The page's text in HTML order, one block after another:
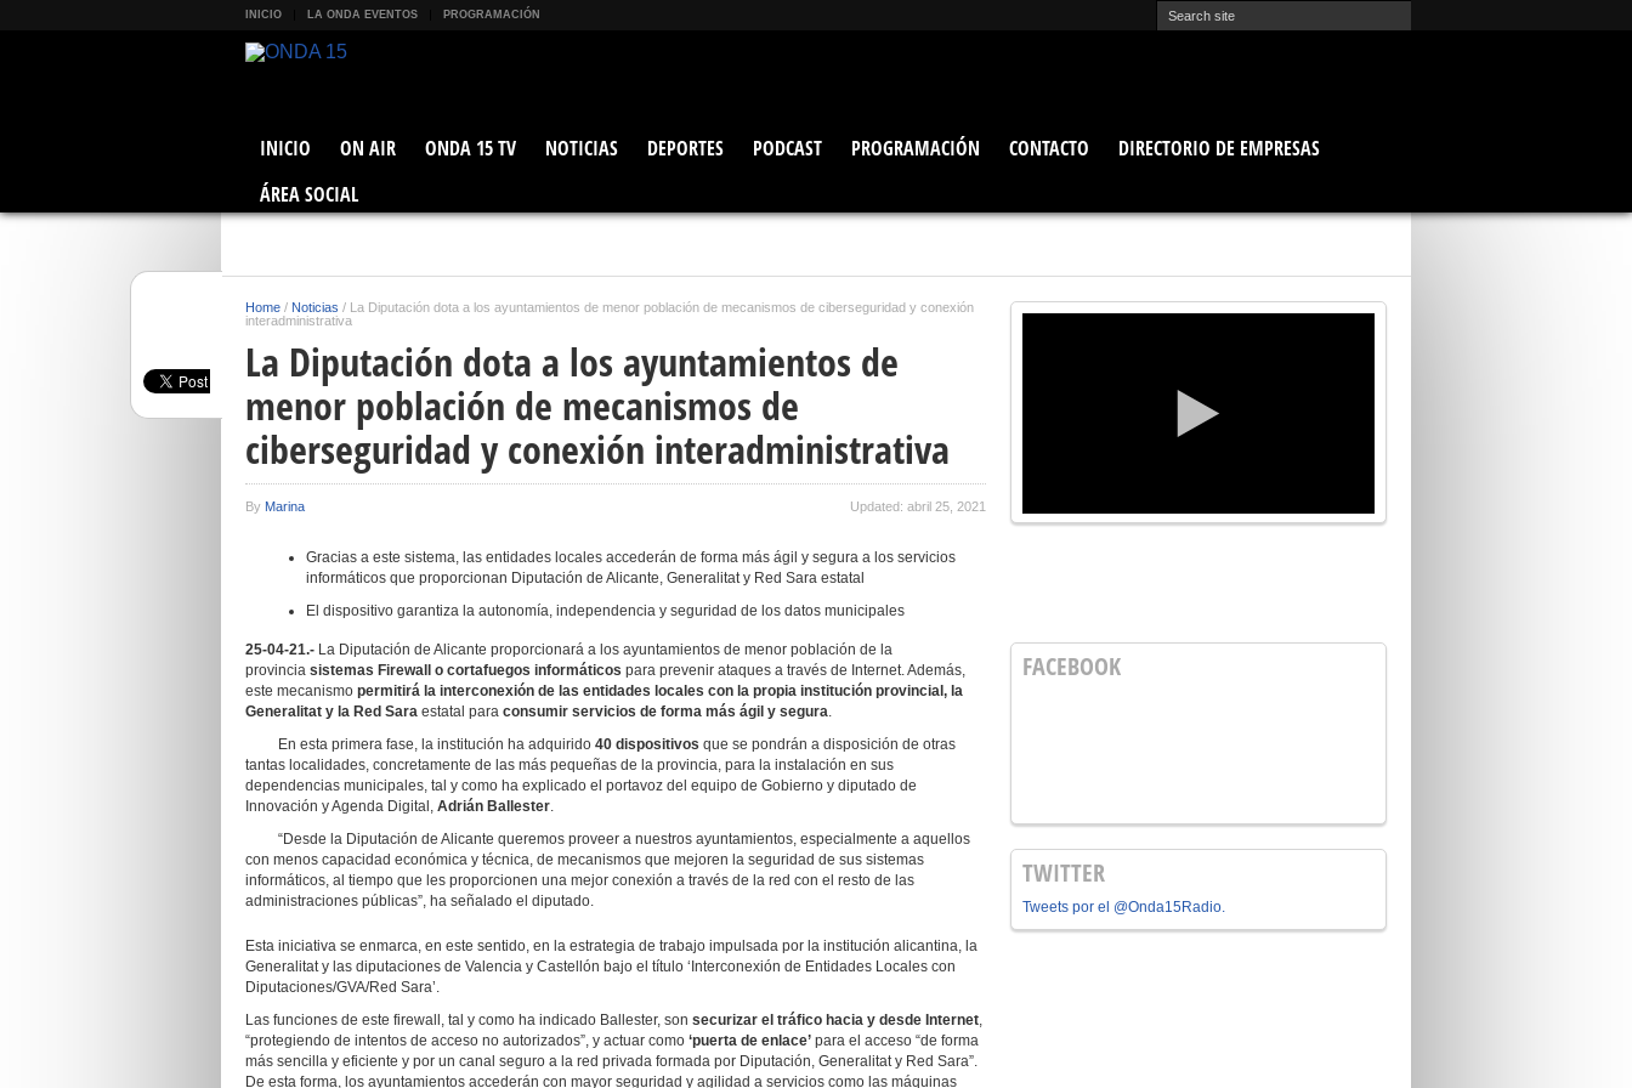
INICIO LA ONDA EVENTOS PROGRAMACIÓN
INICIO ON AIR ONDA 15 TV NOTICIAS DEPORTES PODCAST PROGRAMACIÓN CONTACTO
DIRECTORIO DE EMPRESAS
ÁREA SOCIAL
Home / Noticias / La Diputación dota a los ayuntamientos de menor población de mecanismos de ciberseguridad y conexión
interadministrativa
La Diputación dota a los ayuntamientos de
menor población de mecanismos de
ciberseguridad y conexión interadministrativa
By Marina Updated: abril 25, 2021
Gracias a este sistema, las entidades locales accederán de forma más ágil y segura a los servicios
informáticos que proporcionan Diputación de Alicante, Generalitat y Red Sara estatal
El dispositivo garantiza la autonomía, independencia y seguridad de los datos municipales
25-04-21.- La Diputación de Alicante proporcionará a los ayuntamientos de menor población de la
provincia sistemas Firewall o cortafuegos informáticos para prevenir ataques a través de Internet. Además,
este mecanismo permitirá la interconexión de las entidades locales con la propia institución provincial, la
Generalitat y la Red Sara estatal para consumir servicios de forma más ágil y segura.
En esta primera fase, la institución ha adquirido 40 dispositivos que se pondrán a disposición de otras
tantas localidades, concretamente de las más pequeñas de la provincia, para la instalación en sus
dependencias municipales, tal y como ha explicado el portavoz del equipo de Gobierno y diputado de
Innovación y Agenda Digital, Adrián Ballester.
“Desde la Diputación de Alicante queremos proveer a nuestros ayuntamientos, especialmente a aquellos
con menos capacidad económica y técnica, de mecanismos que mejoren la seguridad de sus sistemas
informáticos, al tiempo que les proporcionen una mejor conexión a través de la red con el resto de las
administraciones públicas”, ha señalado el diputado.
Esta iniciativa se enmarca, en este sentido, en la estrategia de trabajo impulsada por la institución alicantina, la
Generalitat y las diputaciones de Valencia y Castellón bajo el título ‘Interconexión de Entidades Locales con
Diputaciones/GVA/Red Sara’.
Las funciones de este firewall, tal y como ha indicado Ballester, son securizar el tráfico hacia y desde Internet,
“protegiendo de intentos de acceso no autorizados”, y actuar como ‘puerta de enlace’ para el acceso “de forma
más sencilla y eficiente y por un canal seguro a la red privada formada por Diputación, Generalitat y Red Sara”.
De esta forma, los ayuntamientos accederán con mayor seguridad y agilidad a servicios como las máquinas
FACEBOOK
TWITTER
Tweets por el @Onda15Radio.